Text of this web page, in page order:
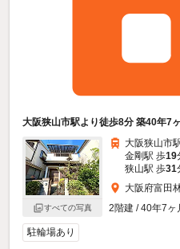
大阪狭山市駅より徒歩8分 築40年7
すべての写真
大阪狭山市
金剛駅 歩19
狭山駅 歩31
大阪府富田
2階建 / 40年7ヶ
駐輪場あり